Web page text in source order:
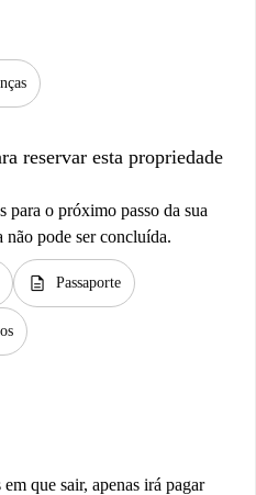
reservar esta propriedade
para o próximo passo da sua
não pode ser concluída.
description Passaporte
que sair, apenas irá pagar